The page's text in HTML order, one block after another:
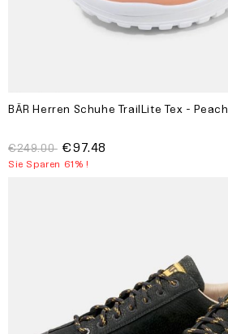
BÄR Herren Schuhe TrailLite Tex - Peach
€249.00 €97.48
Sie Sparen 61% !